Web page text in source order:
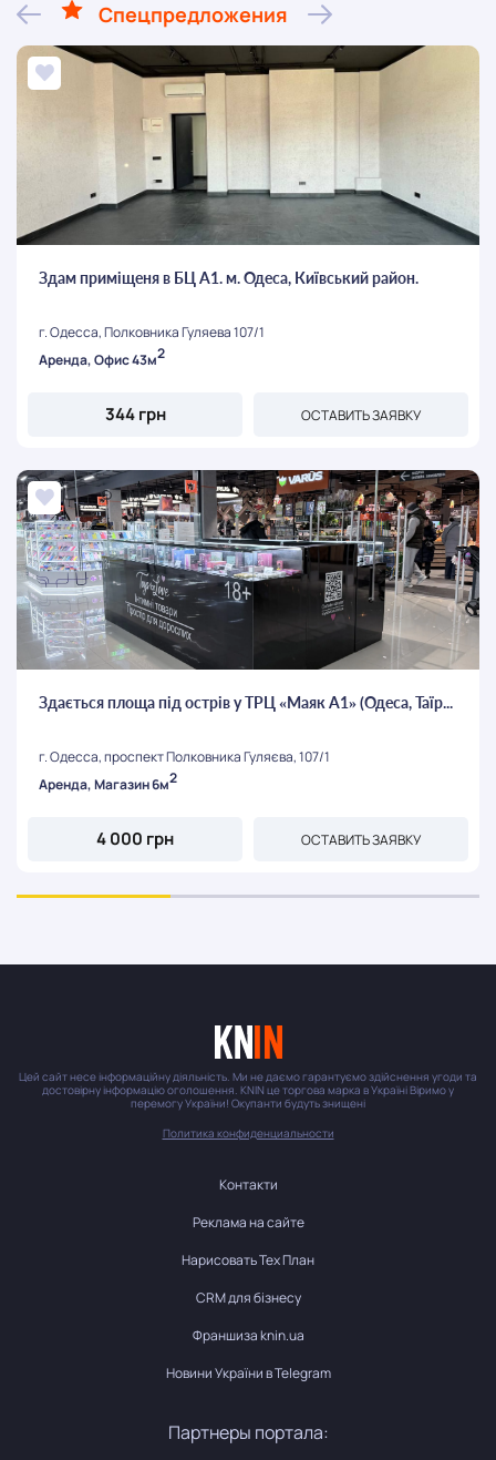
Спецпредложения
Здам приміщеня в БЦ А1. м. Одеса, Київський район.
г. Одесса, Полковника Гуляева 107/1
Аренда, Офис 43м2
344 грн ОСТАВИТЬ ЗАЯВКУ
Здається площа під острів у ТРЦ «Маяк А1» (Одеса, Таїр...
г. Одесса, проспект Полковника Гуляєва, 107/1
Аренда, Магазин 6м2
4 000 грн ОСТАВИТЬ ЗАЯВКУ
Цей сайт несе інформаційну діяльність. Ми не даємо гарантуємо здійснення угоди та
достовірну інформацію оголошення. KNIN це торгова марка в Україні Віримо у
перемогу України! Окупанти будуть знищені
Политика конфиденциальности
Контакти
Реклама на сайте
Нарисовать Тех План
CRM для бізнесу
Франшиза knin.ua
Новини України в Telegram
Партнеры портала: